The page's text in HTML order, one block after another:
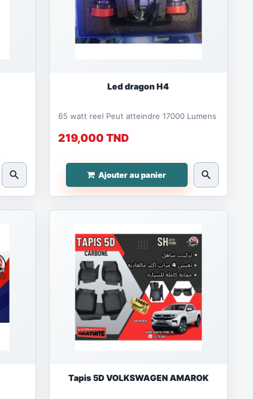
search
Led dragon H4
65 watt reel Peut atteindre 17000 Lumens
219,000 TND
Ajouter au panier search
Tapis 5D VOLKSWAGEN AMAROK